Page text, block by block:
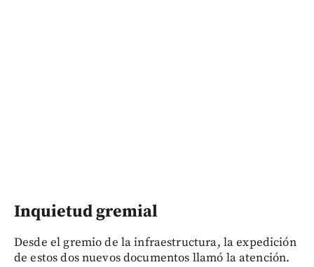
Inquietud gremial
Desde el gremio de la infraestructura, la expedición
de estos dos nuevos documentos llamó la atención.